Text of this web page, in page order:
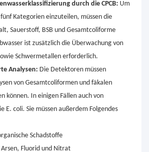
durch die CPCB: Um
Kategorien einzuteilen, müssen die
Sauerstoff, BSB und Gesamtcoliforme
ist zusätzlich die Überwachung von
Schwermetallen erforderlich.
Analysen: Die Detektoren müssen
von Gesamtcoliformen und fäkalen
können. In einigen Fällen auch von
E. coli. Sie müssen außerdem Folgendes
Schadstoffe
Fluorid und Nitrat